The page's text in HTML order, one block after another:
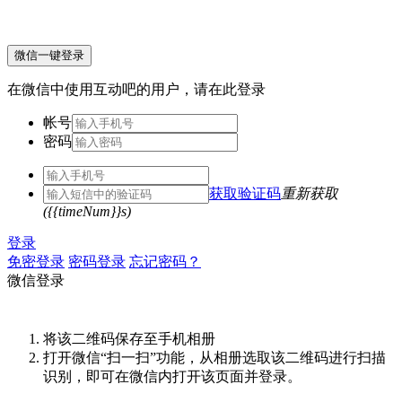
微信一键登录
在微信中使用互动吧的用户，请在此登录
帐号
密码
获取验证码重新获取
({{timeNum}}s)
登录
免密登录 密码登录 忘记密码？
微信登录
将该二维码保存至手机相册
打开微信“扫一扫”功能，从相册选取该二维码进行扫描
识别，即可在微信内打开该页面并登录。